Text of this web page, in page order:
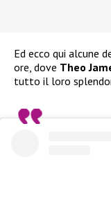
Ed ecco qui alcune
ore, dove Theo
tutto il loro